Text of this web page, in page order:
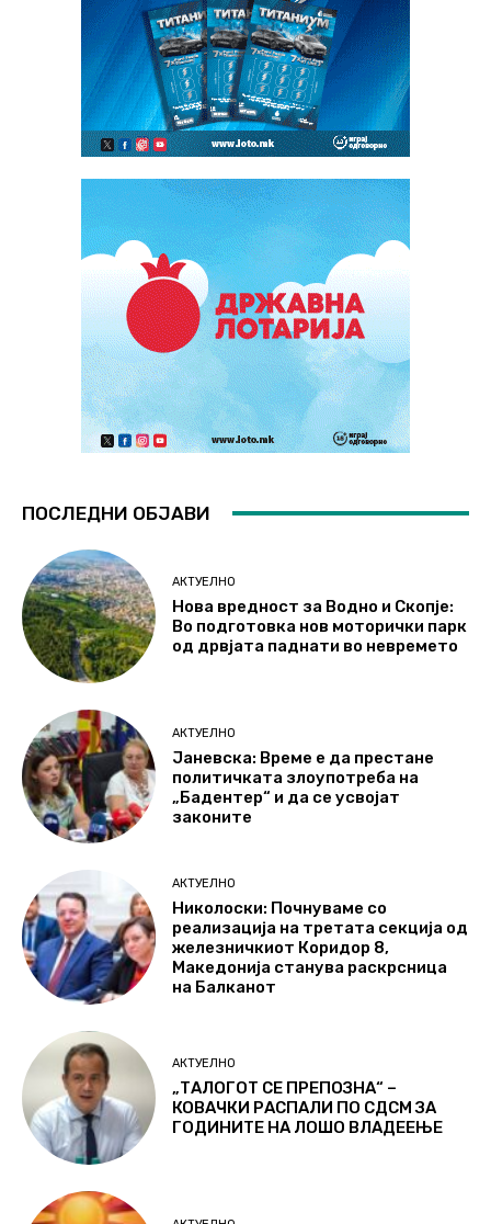
ПОСЛЕДНИ ОБЈАВИ
АКТУЕЛНО
Нова вредност за Водно и Скопје:
Во подготовка нов моторички парк
од дрвјата паднати во невремето
АКТУЕЛНО
Јаневска: Време е да престане
политичката злоупотреба на
„Бадентер“ и да се усвојат
законите
АКТУЕЛНО
Николоски: Почнуваме со
реализација на третата секција од
железничкиот Коридор 8,
Македонија станува раскрсница
на Балканот
АКТУЕЛНО
„ТАЛОГОТ СЕ ПРЕПОЗНА“ –
КОВАЧКИ РАСПАЛИ ПО СДСМ ЗА
ГОДИНИТЕ НА ЛОШО ВЛАДЕЕЊЕ